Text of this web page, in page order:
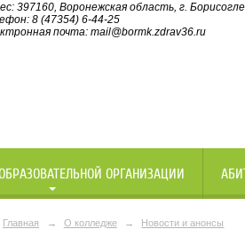
397160, Воронежская область, г.
8 (47354) 6-44-25
почта: mail@bormk.zdrav36.ru
ОРГАНИЗАЦИИ
Главная → О колледже → Новости и анонсы